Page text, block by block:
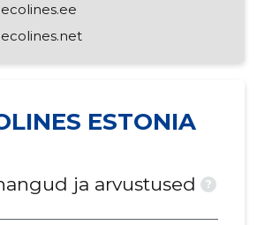
ecolines.ee
ecolines.net
ESTONIA
ja arvustused ?